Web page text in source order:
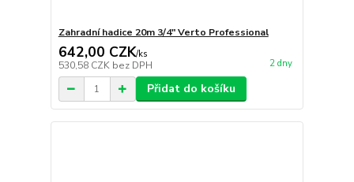
Zahradní hadice 20m 3/4" Verto Professional
642,00 CZK/ks
530,58 CZK bez DPH 2 dny
Přidat do košíku